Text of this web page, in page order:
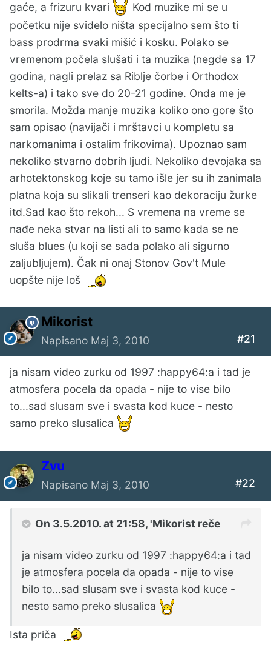
gaće, a frizuru kvari
Kod muzike mi se u
početku nije svidelo ništa specijalno sem što ti
bass prodrma svaki mišić i kosku. Polako se
vremenom počela slušati i ta muzika (negde sa 17
godina, nagli prelaz sa Riblje čorbe i Orthodox
kelts-a) i tako sve do 20-21 godine. Onda me je
smorila. Možda manje muzika koliko ono gore što
sam opisao (navijači i mrštavci u kompletu sa
narkomanima i ostalim frikovima). Upoznao sam
nekoliko stvarno dobrih ljudi. Nekoliko devojaka sa
arhotektonskog koje su tamo išle jer su ih zanimala
platna koja su slikali trenseri kao dekoraciju žurke
itd.Sad kao što rekoh... S vremena na vreme se
nađe neka stvar na listi ali to samo kada se ne
sluša blues (u koji se sada polako ali sigurno
zaljubljujem). Čak ni onaj Stonov Gov't Mule
uopšte nije loš
Mikorist
Napisano Maj 3, 2010 #21
ja nisam video zurku od 1997 :happy64:a i tad je
atmosfera pocela da opada - nije to vise bilo
to...sad slusam sve i svasta kod kuce - nesto
samo preko slusalica
Zvu
Napisano Maj 3, 2010 #22
On 3.5.2010. at 21:58, 'Mikorist reče
ja nisam video zurku od 1997 :happy64:a i tad
je atmosfera pocela da opada - nije to vise
bilo to...sad slusam sve i svasta kod kuce -
nesto samo preko slusalica
Ista priča